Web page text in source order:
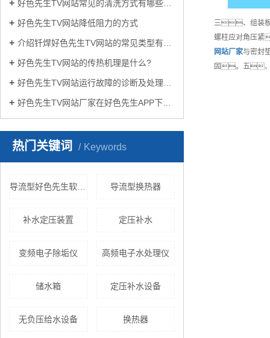
好色先生TV网站常见的清洗方式有哪些？
好色先生TV网站降低阻力的方式
介绍钎焊好色先生TV网站的常见类型有哪些
好色先生TV网站的传热机理是什么?
好色先生TV网站运行故障的诊断及处理方法
好色先生TV网站厂家在好色先生APP下载苹果手机安装生活中有哪些作用？
热门关键词 Keywords
导流型换热器
补水定压装置 定压补水
变频电子除垢仪 高频电子水处理仪
储水箱 定压补水设备
无负压给水设备 换热器
三、组装
螺柱应对角压
网站厂家与密封
固。五、